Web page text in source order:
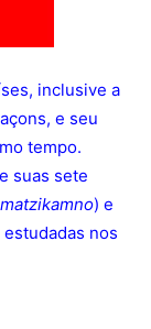
inclusive a
e seu
tempo.
suas sete
) e
estudadas nos